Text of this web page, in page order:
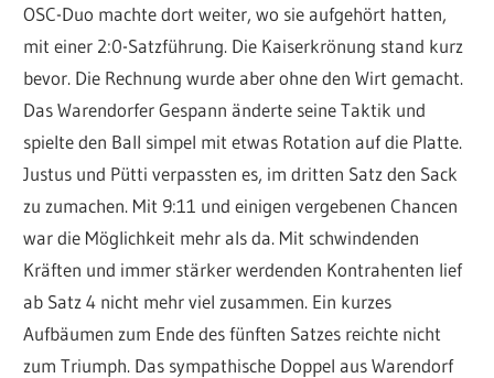
OSC-Duo machte dort weiter, wo sie aufgehört hatten,
mit einer 2:0-Satzführung. Die Kaiserkrönung stand kurz
bevor. Die Rechnung wurde aber ohne den Wirt gemacht.
Das Warendorfer Gespann änderte seine Taktik und
spielte den Ball simpel mit etwas Rotation auf die Platte.
Justus und Pütti verpassten es, im dritten Satz den Sack
zu zumachen. Mit 9:11 und einigen vergebenen Chancen
war die Möglichkeit mehr als da. Mit schwindenden
Kräften und immer stärker werdenden Kontrahenten lief
ab Satz 4 nicht mehr viel zusammen. Ein kurzes
Aufbäumen zum Ende des fünften Satzes reichte nicht
zum Triumph. Das sympathische Doppel aus Warendorf